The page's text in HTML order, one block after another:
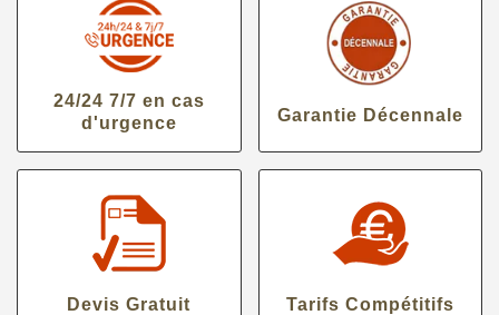
24/24 7/7 en cas
d'urgence
Garantie Décennale
Devis Gratuit Tarifs Compétitifs